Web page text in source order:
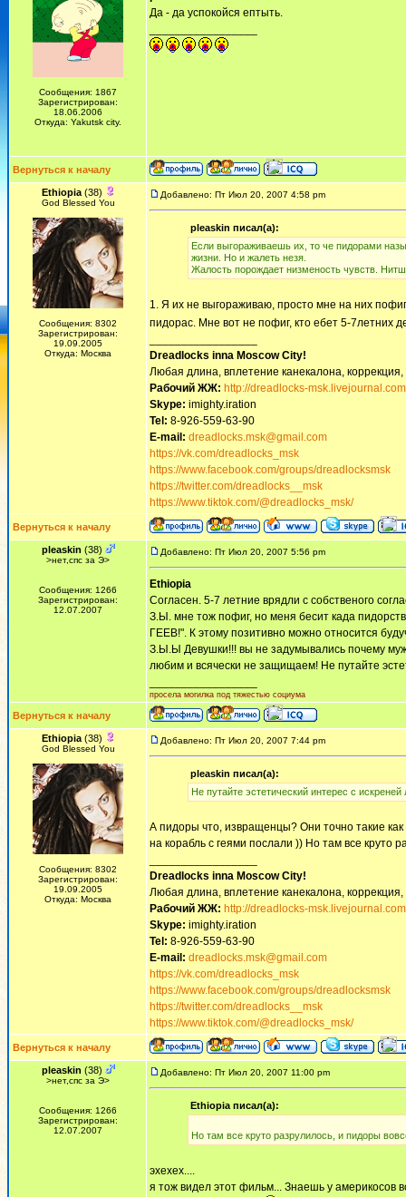
Сообщения: 1867
Зарегистрирован:
18.06.2006
Откуда: Yakutsk city.
Да - да успокойся ептыть.
Вернуться к началу
Ethiopia(38)
God Blessed You
Сообщения: 8302
Зарегистрирован:
19.09.2005
Откуда: Москва
Добавлено: Пт Июл 20, 2007 4:58 pm
pleaskin писал(а):
Если выгораживаешь их, то че пидорами
жизни. Но и жалеть незя.
Жалость порождает низменость чувств.
1. Я их не выгораживаю, просто мне на них
пидорас. Мне вот не пофиг, кто ебет 5-7летних
Dreadlocks inna Moscow Сity!
Любая длина, вплетение канекалона,
Рабочий ЖЖ: http://dreadlocks-
Skype: imighty.iration
Tel: 8-926-559-63-90
E-mail: dreadlocks.msk@gmail.com
https://vk.com/dreadlocks_msk
https://www.facebook.com/groups/dreadlocksmsk
https://twitter.com/dreadlocks__msk
https://www.tiktok.com/@dreadlocks_msk/
Вернуться к началу
pleaskin (38)
>нет,спс за Э>
Сообщения: 1266
Зарегистрирован:
12.07.2007
Добавлено: Пт Июл 20, 2007 5:56 pm
Ethiopia
Согласен. 5-7 летние врядли с собственого
З.Ы. мне тож пофиг, но меня бесит када
ГЕЕВ!". К этому позитивно можно относится
З.Ы.Ы Девушки!!! вы не задумывались почему
любим и всячески не защищаем! Не путайте
просела могилка под тяжестью социума
Вернуться к началу
Ethiopia(38)
God Blessed You
Сообщения: 8302
Зарегистрирован:
19.09.2005
Откуда: Москва
Добавлено: Пт Июл 20, 2007 7:44 pm
pleaskin писал(а):
Не путайте эстетический интерес с
А пидоры что, извращенцы? Они точно такие
на корабль с геями послали )) Но там все круто
Dreadlocks inna Moscow Сity!
Любая длина, вплетение канекалона,
Рабочий ЖЖ: http://dreadlocks-
Skype: imighty.iration
Tel: 8-926-559-63-90
E-mail: dreadlocks.msk@gmail.com
https://vk.com/dreadlocks_msk
https://www.facebook.com/groups/dreadlocksmsk
https://twitter.com/dreadlocks__msk
https://www.tiktok.com/@dreadlocks_msk/
Вернуться к началу
pleaskin (38)
>нет,спс за Э>
Сообщения: 1266
Зарегистрирован:
12.07.2007
Добавлено: Пт Июл 20, 2007 11:00 pm
Ethiopia писал(а):
Но там все круто разрулилось, и пидоры
эхехех....
я тож видел этот фильм... Знаешь у америкосов